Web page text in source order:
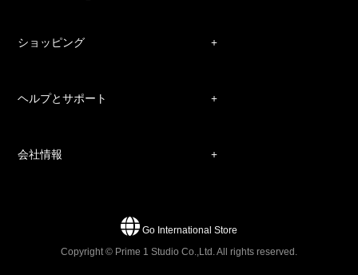
ショッピング
ヘルプとサポート
会社情報
Go International Store
Copyright © Prime 1 Studio Co.,Ltd. All rights reserved.